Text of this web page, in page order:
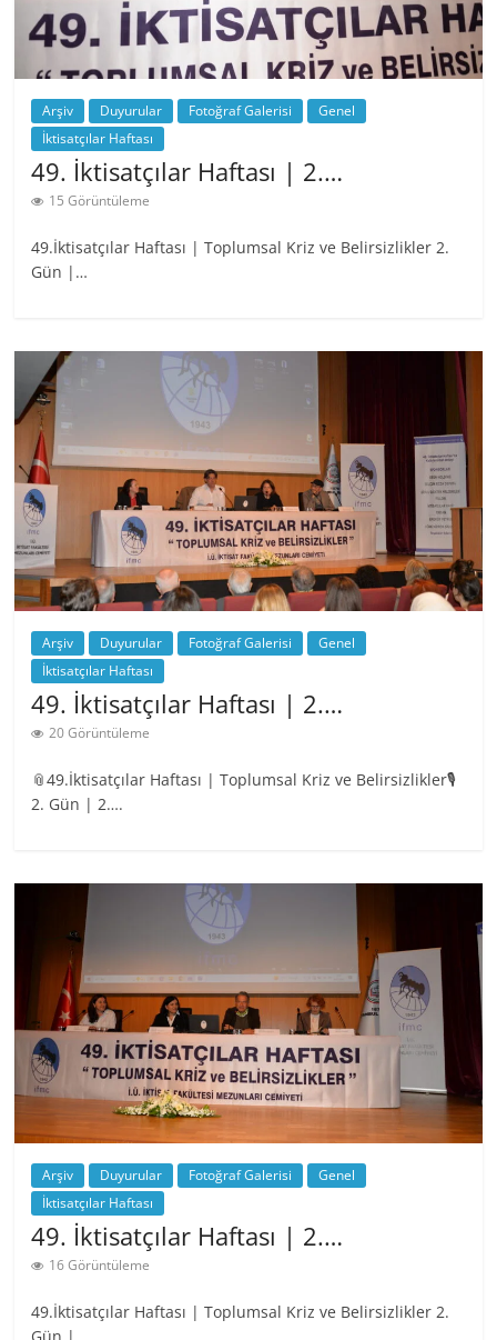
Arşiv Duyurular Fotoğraf Galerisi
Genel
İktisatçılar Haftası
49. İktisatçılar Haftası | 2.…
15 Görüntüleme
49.İktisatçılar Haftası | Toplumsal Kriz ve Belirsizlikler 2.
Gün |…
Arşiv Duyurular Fotoğraf Galerisi
Genel
İktisatçılar Haftası
49. İktisatçılar Haftası | 2.…
20 Görüntüleme
📎49.İktisatçılar Haftası | Toplumsal Kriz ve Belirsizlikler🎙️
2. Gün | 2….
Arşiv Duyurular Fotoğraf Galerisi
Genel
İktisatçılar Haftası
49. İktisatçılar Haftası | 2.…
16 Görüntüleme
49.İktisatçılar Haftası | Toplumsal Kriz ve Belirsizlikler 2.